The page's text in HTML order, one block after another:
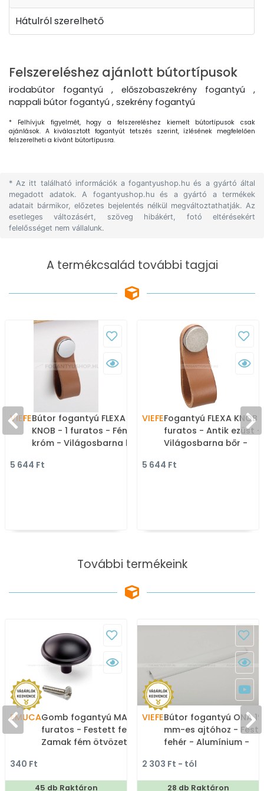
Hátulról szerelhető
Felszereléshez ajánlott bútortípusok
irodabútor fogantyú , előszobaszekrény fogantyú ,
nappali bútor fogantyú , szekrény fogantyú
* Felhívjuk figyelmét, hogy a felszereléshez kiemelt bútortípusok csak
ajánlások. A kiválasztott fogantyút tetszés szerint, ízlésének megfelelően
felszerelheti a kívánt bútortípusra.
* Az itt található információk a fogantyushop.hu és a gyártó által
megadott adatok. A fogantyushop.hu és a gyártó a termékek
adatait bármikor, előzetes bejelentés nélkül megváltoztathatják. Az
esetleges változásért, szöveg hibákért, fotó eltérésekért
felelősséget nem vállalunk.
A termékcsalád további tagjai
VIEFEBútor fogantyú FLEXA
KNOB - 1 furatos - Fényes
króm - Világosbarna bőr
Bőr - Bőrrel kombinált
5 644 Ft
VIEFEFogantyú FLEXA KNOB
furatos - Antik ezüst -
Világosbarna bőr -
- Bőrrel kombinált fém
5 644 Ft
További termékeink
EMUCAGomb fogantyú MALI - 1
furatos - Festett fekete -
Zamak fém ötvözet -
bútorgomb
340 Ft
45 db Raktáron
VIEFEBútor fogantyú ONA
mm-es ajtóhoz -
fehér - Alumínium -
színes fém fogantyú
2 303 Ft - tól
28 db Raktáron